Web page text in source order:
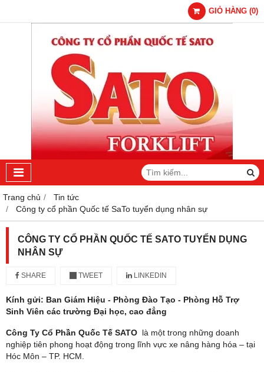
GIỎ HÀNG (0)
Trang chủ
Tin tức
Công ty cổ phần Quốc tế SaTo tuyển dụng nhân sự
CÔNG TY CỔ PHẦN QUỐC TẾ SATO TUYỂN DỤNG
NHÂN SỰ
SHARE TWEET LINKEDIN
Kính gửi: Ban Giám Hiệu - Phòng Đào Tạo - Phòng Hỗ Trợ
Sinh Viên các trường Đại học, cao đẳng
Công Ty Cổ Phần Quốc Tế SATO là một trong những doanh
nghiệp tiên phong hoạt động trong lĩnh vực xe nâng hàng hóa – tại
Hóc Môn – TP. HCM.